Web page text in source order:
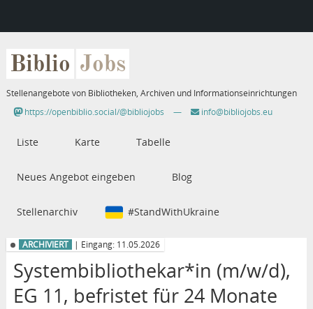
Biblio Jobs
Stellenangebote von Bibliotheken, Archiven und Informationseinrichtungen
https://openbiblio.social/@bibliojobs
— info@bibliojobs.eu
Liste Karte Tabelle
Neues Angebot eingeben Blog
Stellenarchiv #StandWithUkraine
ARCHIVIERT | Eingang: 11.05.2026
Systembibliothekar*in (m/w/d),
EG 11, befristet für 24 Monate